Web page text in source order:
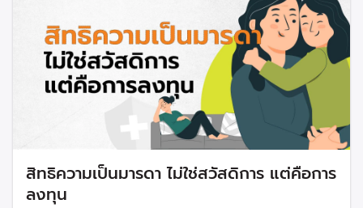
สิทธิความเป็นมารดา ไม่ใช่สวัสดิการ แต่คือการ
ลงทุน